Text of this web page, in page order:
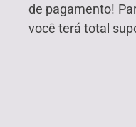
de pagamento!
você terá total